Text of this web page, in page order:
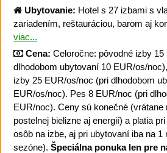
Ubytovanie: Hotel s 27 izbami s
zariadením, reštauráciou, barom aj
viac...
Cena: Celoročne: pôvodné izby
dlhodobom ubytovaní 10 EUR/os/
izby 25 EUR/os/noc (pri dlhodobom
EUR/os/noc). Pes 8 EUR/noc (pri
EUR/noc). Ceny sú konečné (vrátane
postelnej bielizne aj energií) a platia
osôb na izbe, aj pri ubytovaní iba na 1
sezóne). Špeciálna ponuka len pre